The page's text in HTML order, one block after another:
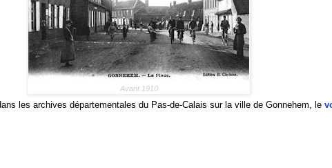
Avant 1910
les archives départementales du Pas-de-Calais sur la ville de Gonnehem, le